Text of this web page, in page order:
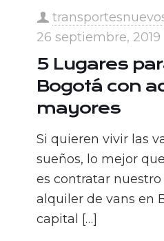
26 septiembre, 2019
5 Lugares
Bogotá con
mayores
Si quieren vivir las
sueños, lo mejor
es contratar
alquiler de vans en
capital
[…]